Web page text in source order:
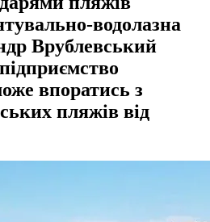
водолазна
Врублевський
впоратись з
пляжів від